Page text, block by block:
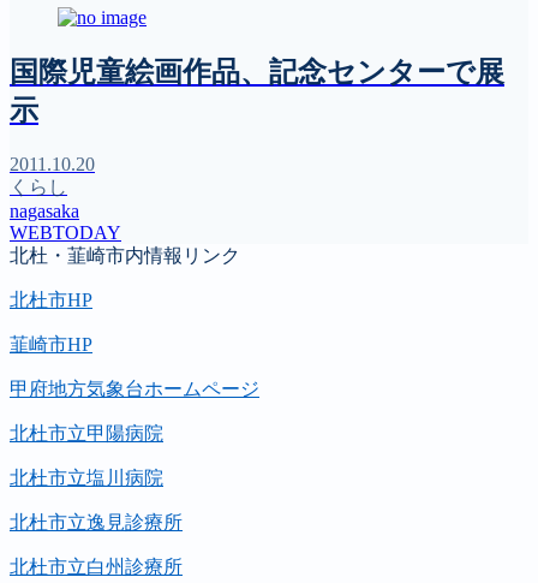
国際児童絵画作品、記念センターで展
示
2011.10.20
くらし
nagasaka
WEBTODAY
北杜・韮崎市内情報リンク
北杜市HP
韮崎市HP
甲府地方気象台ホームページ
北杜市立甲陽病院
北杜市立塩川病院
北杜市立逸見診療所
北杜市立白州診療所